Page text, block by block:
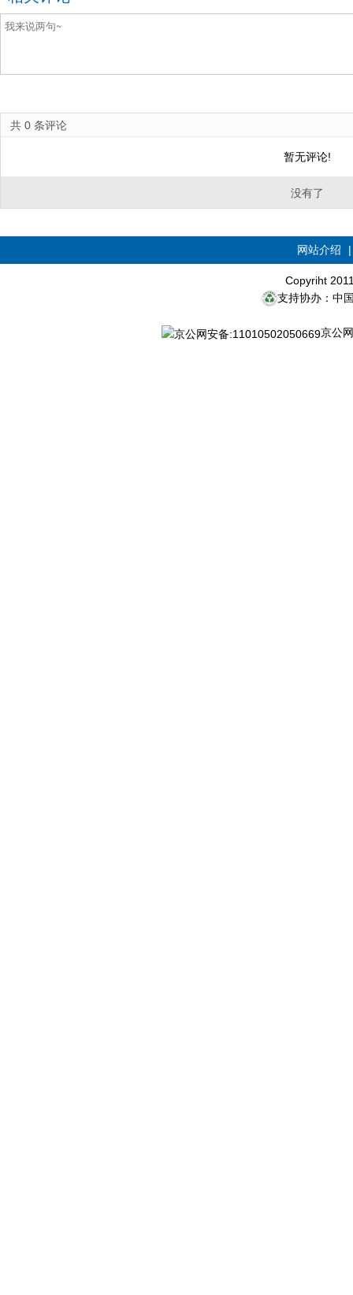
共 0 条评论
暂无评论!
没有了
网站介绍
Copyriht
支持协办：中
京公